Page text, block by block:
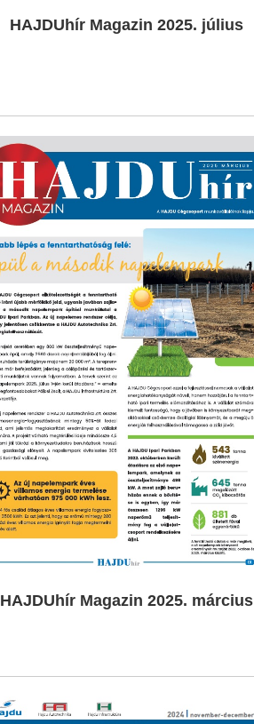
HAJDUhír Magazin 2025. július
HAJDUhír Magazin 2025. március